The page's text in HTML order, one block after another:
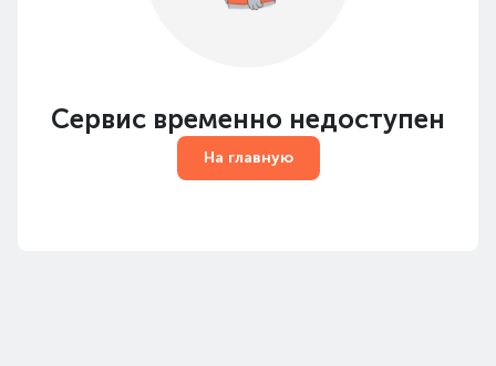
Сервис временно недоступен
На главную